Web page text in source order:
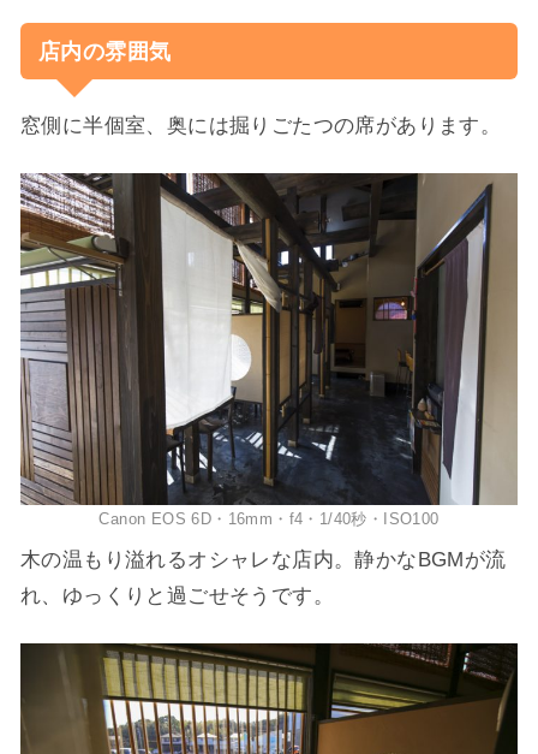
店内の雰囲気
窓側に半個室、奥には掘りごたつの席があります。
Canon EOS 6D・16mm・f4・1/40秒・ISO100
木の温もり溢れるオシャレな店内。静かなBGMが流
れ、ゆっくりと過ごせそうです。